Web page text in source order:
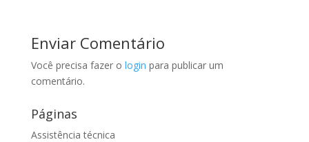
Enviar Comentário
Você precisa fazer o login para publicar um
comentário.
Páginas
Assistência técnica